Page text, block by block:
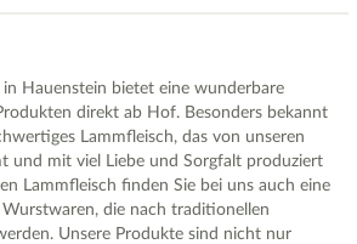
Hauenstein bietet eine wunderbare
direkt ab Hof. Besonders bekannt
Lammfleisch, das von unseren
und mit viel Liebe und Sorgfalt produziert
Lammfleisch finden Sie bei uns auch eine
die nach traditionellen
Unsere Produkte sind nicht nur